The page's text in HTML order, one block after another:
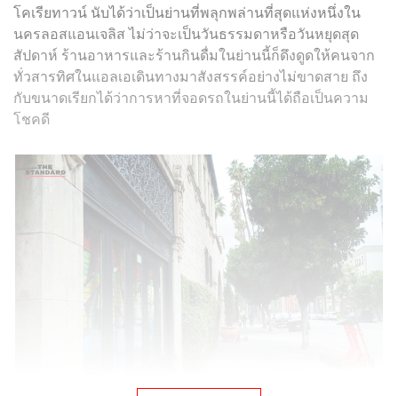
โคเรียทาวน์ นับได้ว่าเป็นย่านที่พลุกพล่านที่สุดแห่งหนึ่งใน
นครลอสแอนเจลิส ไม่ว่าจะเป็นวันธรรมดาหรือวันหยุดสุด
สัปดาห์ ร้านอาหารและร้านกินดื่มในย่านนี้ก็ดึงดูดให้คนจาก
ทั่วสารทิศในแอลเอเดินทางมาสังสรรค์อย่างไม่ขาดสาย ถึง
กับขนาดเรียกได้ว่าการหาที่จอดรถในย่านนี้ได้ถือเป็นความ
โชคดี